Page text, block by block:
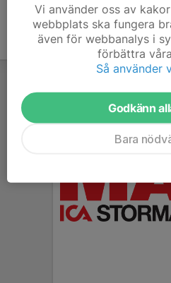
Vi använder oss av
webbplats ska fungera
även för webbanalys i
förbättra
Så använder
Godkänn
Bara